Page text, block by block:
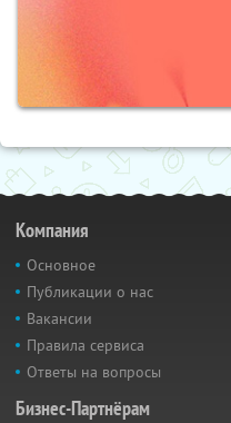
Компания
Основное
Публикации о нас
Вакансии
Правила сервиса
Ответы на вопросы
Бизнес-Партнёрам